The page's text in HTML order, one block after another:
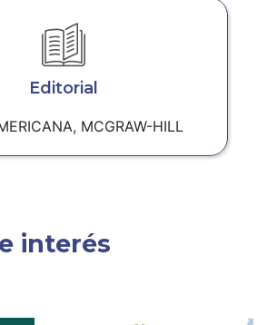
Editorial
MCGRAW-HILL
interés